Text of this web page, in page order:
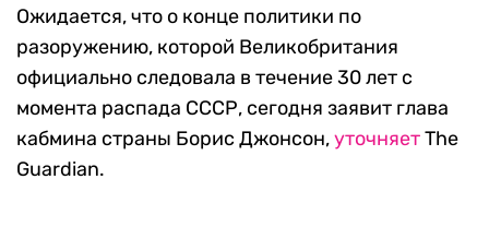
Ожидается, что о конце политики по
разоружению, которой Великобритания
официально следовала в течение 30 лет с
момента распада СССР, сегодня заявит глава
кабмина страны Борис Джонсон,уточняетThe
Guardian.